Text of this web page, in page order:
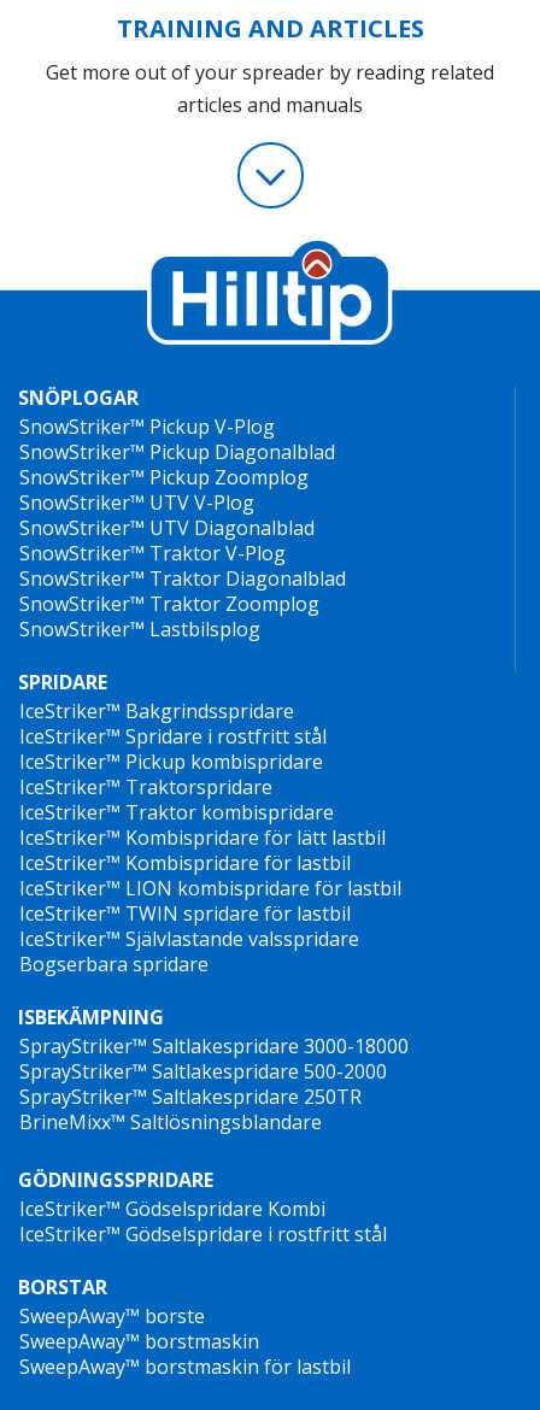
TRAINING AND ARTICLES
Get more out of your spreader by reading related
articles and manuals
SNÖPLOGAR
SnowStriker™ Pickup V-Plog
SnowStriker™ Pickup Diagonalblad
SnowStriker™ Pickup Zoomplog
SnowStriker™ UTV V-Plog
SnowStriker™ UTV Diagonalblad
SnowStriker™ Traktor V-Plog
SnowStriker™ Traktor Diagonalblad
SnowStriker™ Traktor Zoomplog
SnowStriker™ Lastbilsplog
SPRIDARE
IceStriker™ Bakgrindsspridare
IceStriker™ Spridare i rostfritt stål
IceStriker™ Pickup kombispridare
IceStriker™ Traktorspridare
IceStriker™ Traktor kombispridare
IceStriker™ Kombispridare för lätt lastbil
IceStriker™ Kombispridare för lastbil
IceStriker™ LION kombispridare för lastbil
IceStriker™ TWIN spridare för lastbil
IceStriker™ Självlastande valsspridare
Bogserbara spridare
ISBEKÄMPNING
SprayStriker™ Saltlakespridare 3000-18000
SprayStriker™ Saltlakespridare 500-2000
SprayStriker™ Saltlakespridare 250TR
BrineMixx™ Saltlösningsblandare
GÖDNINGSSPRIDARE
IceStriker™ Gödselspridare Kombi
IceStriker™ Gödselspridare i rostfritt stål
BORSTAR
SweepAway™ borste
SweepAway™ borstmaskin
SweepAway™ borstmaskin för lastbil